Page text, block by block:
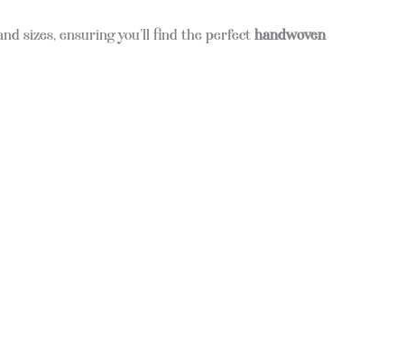
sizes, ensuring you’ll find the perfect handwoven